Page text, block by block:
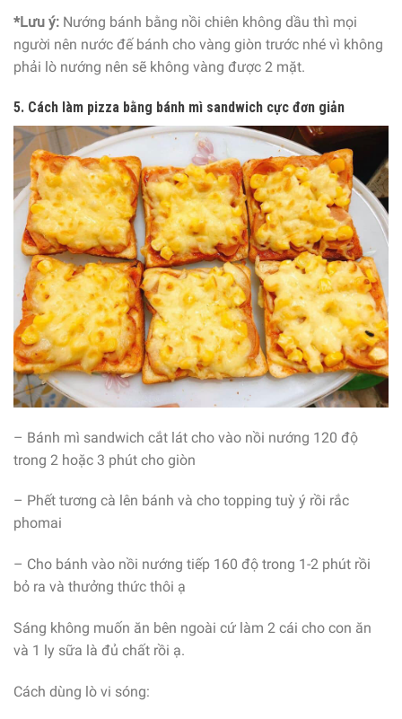
*Lưu ý: Nướng bánh bằng nồi chiên không dầu thì mọi
người nên nước đế bánh cho vàng giòn trước nhé vì không
phải lò nướng nên sẽ không vàng được 2 mặt.
5. Cách làm pizza bằng bánh mì sandwich cực đơn giản
– Bánh mì sandwich cắt lát cho vào nồi nướng 120 độ
trong 2 hoặc 3 phút cho giòn
– Phết tương cà lên bánh và cho topping tuỳ ý rồi rắc
phomai
– Cho bánh vào nồi nướng tiếp 160 độ trong 1-2 phút rồi
bỏ ra và thưởng thức thôi ạ
Sáng không muốn ăn bên ngoài cứ làm 2 cái cho con ăn
và 1 ly sữa là đủ chất rồi ạ.
Cách dùng lò vi sóng: